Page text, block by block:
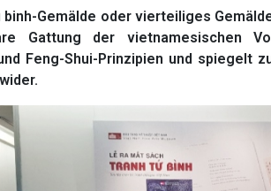
binh-Gemälde oder vierteiliges
Gattung der vietnamesischen
Feng-Shui-Prinzipien und spiegelt